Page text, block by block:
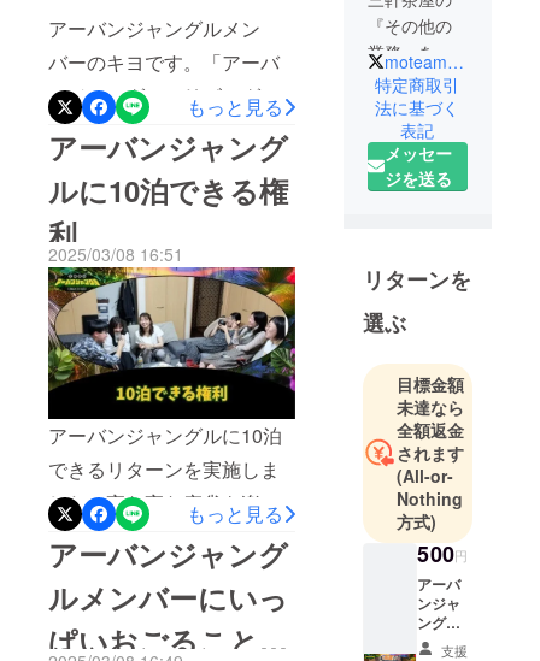
アーバンジャングルメン
バーのキヨです。「アーバ
ンジャングルのリビングの
名前を一文字指定できる権
利」リターンを実施しまし
た！本リターンは2名の方が
支援をしていただきまし
た。ありがとうございま
す！そして、一文字は
「然」で決定しました！も
う1名の方は「お任せしま
す」とのことなので、アー
バンジャングルメンバーで
熟考のうえ、またご報告さ
せてもらいます。ではま
た！
もっと見る
アーバンジャング
ルに10泊できる権
利
2025/03/08 16:51
アーバンジャングルに10泊
できるリターンを実施しま
した！夜な夜な麻雀を楽し
んでいました！！！
もっと見る
アーバンジャング
ルメンバーにいっ
ぱいおごることが
『その他の
業務』を拡
大するため
に設立した
会社です。
世の中の
様々なこと
す。
moteamasu_3ch
特定商取引
法に基づく
表記
メッセー
ジを送る
リターンを
選ぶ
目標金額
未達なら
全額返金
されます
(All-or-
Nothing
方式)
500円
アーバ
ンジャ
ングル5
秒王様
支援